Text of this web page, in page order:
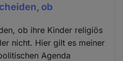
ob
ob ihre Kinder religiös
nicht. Hier gilt es meiner
Agenda